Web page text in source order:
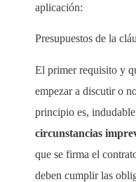
aplicación:
Presupuestos de la
El primer requisito y
empezar a discutir o
principio es,
circunstancias
que se firma el
deben cumplir las